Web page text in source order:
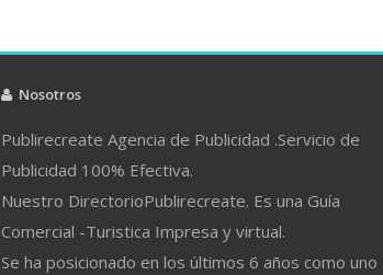
Nosotros
Publirecreate Agencia de Publicidad .Servicio de
Publicidad 100% Efectiva.
Nuestro DirectorioPublirecreate. Es una Guía
Comercial -Turistica Impresa y virtual.
Se ha posicionado en los últimos 6 años como uno